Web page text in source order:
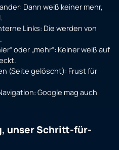
Dann weiß keiner mehr,
Links: Die werden von
oder „mehr“: Keiner weiß auf
(Seite gelöscht): Frust für
Google mag auch
unser Schritt-für-